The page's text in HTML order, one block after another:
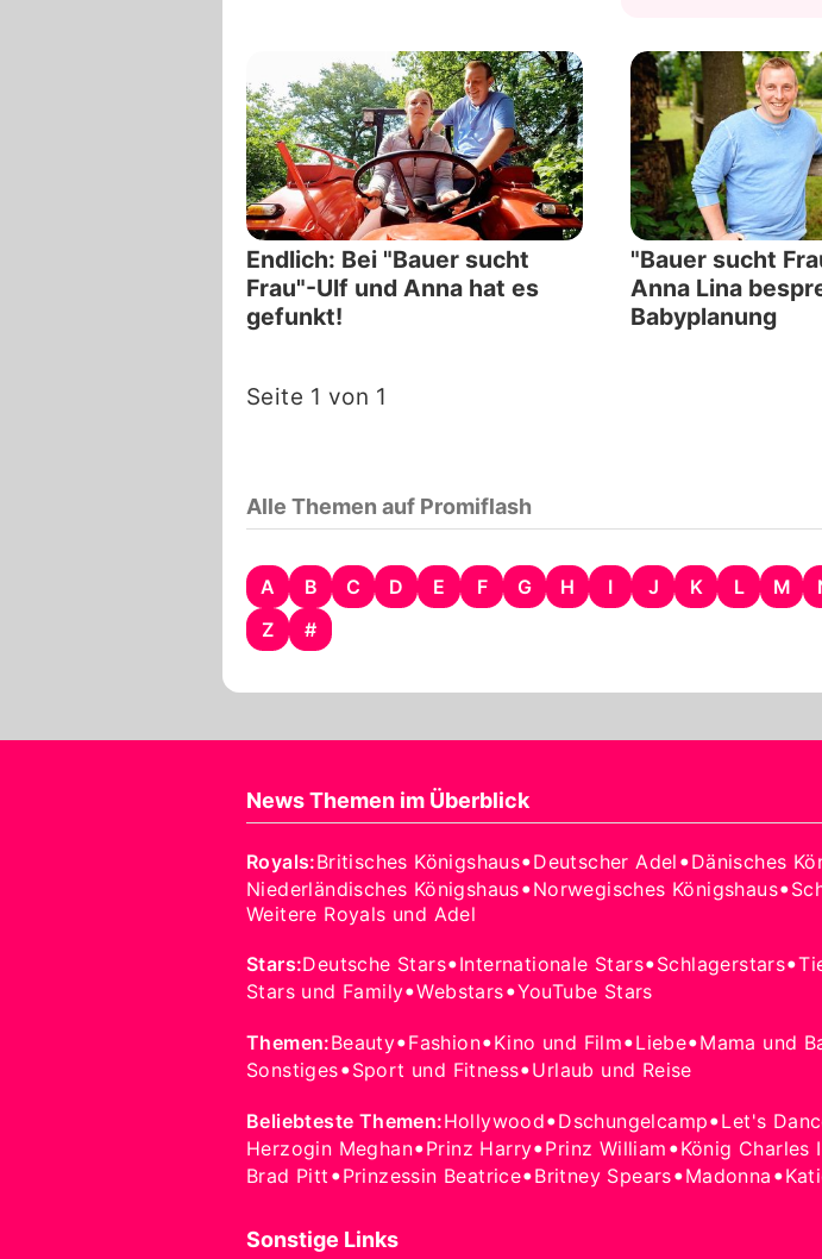
Endlich: Bei "Bauer sucht
Frau"-Ulf und Anna hat es
gefunkt!
"Bauer sucht
Anna Lina
Babyplanung
Seite 1 von 1
Alle Themen auf Promiflash
A B C D E F G H I J K L M
Z
#
News Themen im Überblick
Royals:Britisches Königshaus•Deutscher Adel •Dänisches
Niederländisches Königshaus•Norwegisches Königshaus•
Weitere Royals und Adel
Stars:Deutsche Stars•Internationale Stars•Schlagerstars•
Stars und Family•Webstars•YouTube Stars
Themen:Beauty•Fashion•Kino und Film•Liebe•Mama und
Sonstiges•Sport und Fitness•Urlaub und Reise
Beliebteste Themen:Hollywood•Dschungelcamp•Let's
Herzogin Meghan•Prinz Harry•Prinz William •König Charles
Brad Pitt •Prinzessin Beatrice•Britney Spears•Madonna •
Sonstige Links